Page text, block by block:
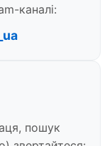
каналі:
пошук